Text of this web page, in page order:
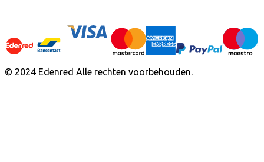
© 2024 Edenred Alle rechten voorbehouden.